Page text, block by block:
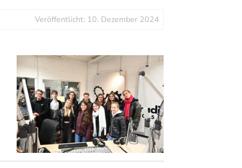
Veröffentlicht: 10. Dezember 2024